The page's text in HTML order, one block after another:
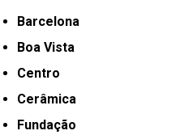
Barcelona
Boa Vista
Centro
Cerâmica
Fundação